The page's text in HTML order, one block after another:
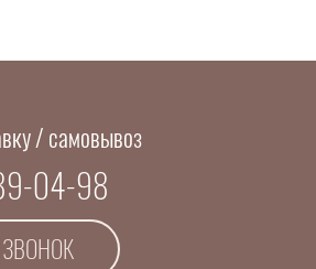
/ самовывоз
04-98
ЗВОНОК